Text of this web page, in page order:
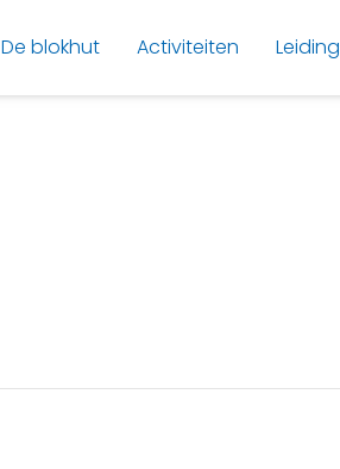
De blokhut Activiteiten Leiding